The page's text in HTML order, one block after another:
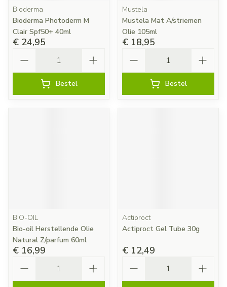
Bioderma
Bioderma Photoderm M
Clair Spf50+ 40ml
€ 24,95
Bestel
Mustela
Mustela Mat A/striemen
Olie 105ml
€ 18,95
Bestel
BIO-OIL
Bio-oil Herstellende Olie
Natural Z/parfum 60ml
€ 16,99
Actiproct
Actiproct Gel Tube 30g
€ 12,49